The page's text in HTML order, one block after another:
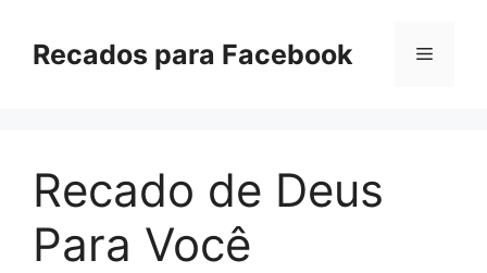
paraRecados para Facebook Menu
Recado de Deus
Para Você